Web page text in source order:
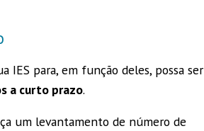
IES para, em função deles, possa ser
a curto prazo.
um levantamento de número de